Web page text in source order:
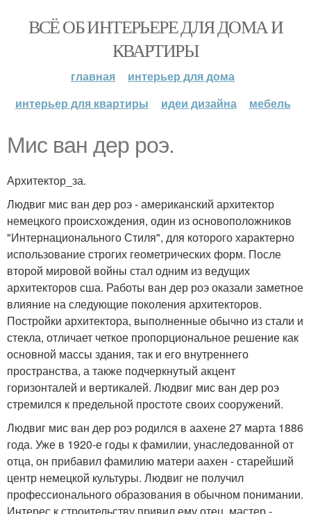
ВСЁ ОБ ИНТЕРЬЕРЕ ДЛЯ ДОМА И
КВАРТИРЫ
главная
интерьер для дома
интерьер для квартиры
идеи дизайна мебель
Мис ван дер роэ.
Архитектор_за.
Людвиг мис ван дер роэ - американский архитектор
немецкого происхождения, один из основоположников
"Интернационального Стиля", для которого характерно
использование строгих геометрических форм. После
второй мировой войны стал одним из ведущих
архитекторов сша. Работы ван дер роэ оказали заметное
влияние на следующие поколения архитекторов.
Постройки архитектора, выполненные обычно из стали и
стекла, отличает четкое пропорциональное решение как
основной массы здания, так и его внутреннего
пространства, а также подчеркнутый акцент
горизонталей и вертикалей. Людвиг мис ван дер роэ
стремился к предельной простоте своих сооружений.
Людвиг мис ван дер роэ родился в аахене 27 марта 1886
года. Уже в 1920-е годы к фамилии, унаследованной от
отца, он прибавил фамилию матери аахен - старейший
центр немецкой культуры. Людвиг не получил
профессионального образования в обычном понимании.